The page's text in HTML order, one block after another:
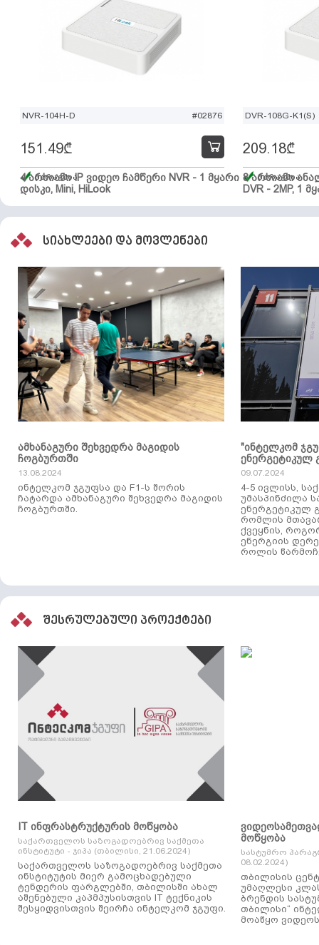
NVR-104H-D #02876
4 არხიანი IP ვიდეო ჩამწერი NVR - 1 მყარი
დისკი, Mini, HiLook
151.49₾
მარაგშია
DVR-108G-K1(S)
8 არხიანი
DVR - 2MP, 1
209.18₾
მარაგშია
სიახლეები და მოვლენები
ამხანაგური შეხვედრა მაგიდის
ჩოგბურთში
13.08.2024
ინტელკომ ჯგუფსა და F1-ს შორის
ჩატარდა ამხანაგური შეხვედრა მაგიდის
ჩოგბურთში.
"ინტელკომ
ენერგეტიკულ
09.07.2024
4-5 ივლისს,
უმასპინძილა
ენერგეტიკულ
რომლის
ქვეყნის,
ენერგიის
როლის
შესრულებული პროექტები
IT ინფრასტრუქტურის მოწყობა
საქართველოს საზოგადოებრივ საქმეთა
ინსტიტუტი - ჯიპა (თბილისი, 21.06.2024)
საქართველოს საზოგადოებრივ საქმეთა
ინსტიტუტის მიერ გამოცხადებული
ტენდერის ფარგლებში, თბილისში ახალ
აშენებული კაპმპუსისთვის IT ტექნიკის
შესყიდვისთვის შეირჩა ინტელკომ ჯგუფი.
მოწყობა
სასტუმრო
08.02.2024)
თბილისის
უმაღლესი
ბრენდის
თბილისი“
მოაწყო